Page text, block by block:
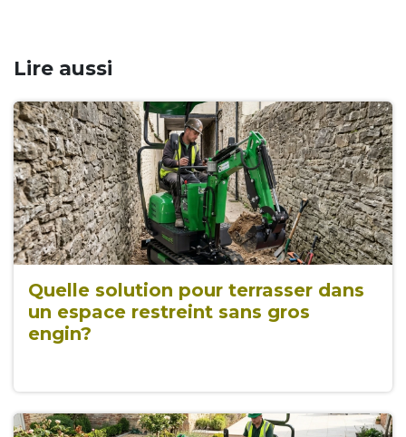
Lire aussi
Quelle solution pour terrasser dans
un espace restreint sans gros
engin?